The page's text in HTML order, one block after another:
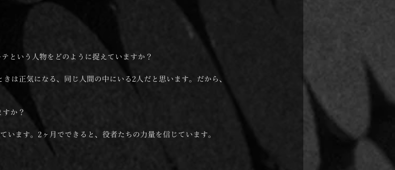
という人物をどのように捉えていますか？
は正気になる、同じ人間の中にいる2人だと思います。だから、
か？
います。2ヶ月でできると、役者たちの力量を信じています。